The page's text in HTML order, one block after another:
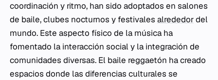
coordinación y ritmo, han sido adoptados en salones
de baile, clubes nocturnos y festivales alrededordel
mundo. Este aspecto físico de la música ha
fomentado la interacción social y la integración de
comunidades diversas. El baile reggaetón ha creado
espacios donde las diferencias culturales se